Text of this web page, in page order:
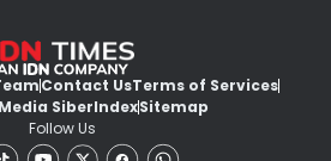
Contact UsTerms of Services
SiberIndexSitemap
Follow Us